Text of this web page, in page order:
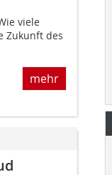
viele
Zukunft des
mehr